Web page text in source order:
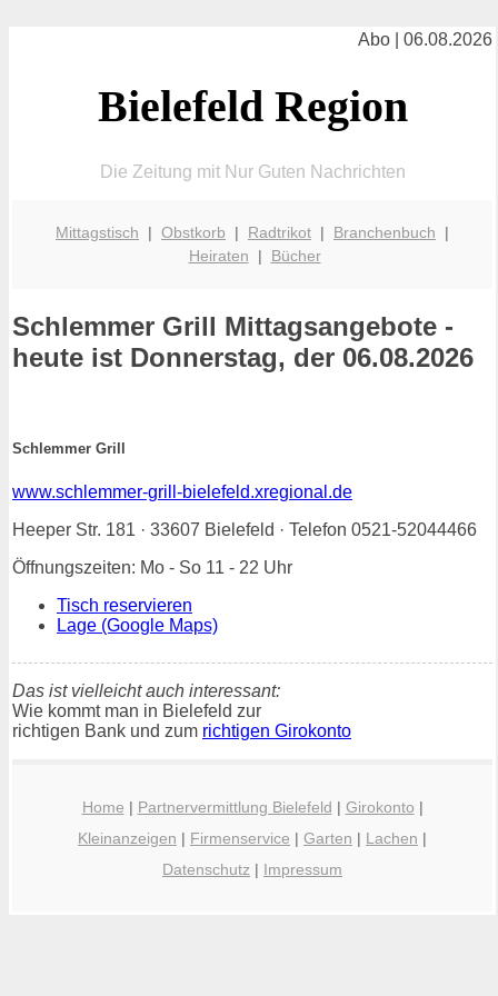
Abo | 06.08.2026
Bielefeld Region
Die Zeitung mit Nur Guten Nachrichten
Mittagstisch | Obstkorb | Radtrikot | Branchenbuch |
Heiraten | Bücher
Schlemmer Grill Mittagsangebote -
heute ist Donnerstag, der 06.08.2026
Schlemmer Grill
www.schlemmer-grill-bielefeld.xregional.de
Heeper Str. 181 · 33607 Bielefeld · Telefon 0521-52044466
Öffnungszeiten: Mo - So 11 - 22 Uhr
Tisch reservieren
Lage (Google Maps)
Das ist vielleicht auch interessant:
Wie kommt man in Bielefeld zur
richtigen Bank und zum richtigen Girokonto
Home | Partnervermittlung Bielefeld | Girokonto |
Kleinanzeigen | Firmenservice | Garten | Lachen |
Datenschutz | Impressum